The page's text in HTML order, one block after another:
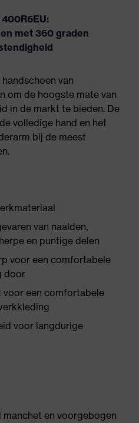
met 360 graden
van
om de hoogste mate van
in de markt te bieden. De
volledige hand en het
bij de meest
van naalden,
en puntige delen
voor een comfortabele
door
voor een comfortabele
voor langdurige
en voorgebogen